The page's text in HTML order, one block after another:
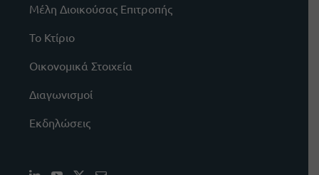
Μέλη Διοικούσας Επιτροπής
Το Κτίριο
Οικονομικά Στοιχεία
Διαγωνισμοί
Εκδηλώσεις